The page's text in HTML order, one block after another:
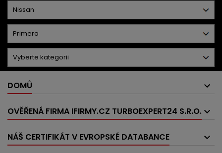
DOMŮ
OVĚŘENÁ FIRMA IFIRMY.CZ TURBOEXPERT24 S.R.O.
NÁŠ CERTIFIKÁT V EVROPSKÉ DATABANCE